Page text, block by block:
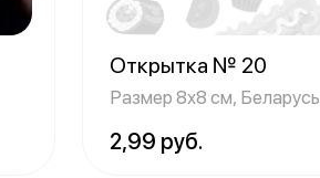
Открытка № 20
Размер 8х8 см, Беларусь
2,99 руб.